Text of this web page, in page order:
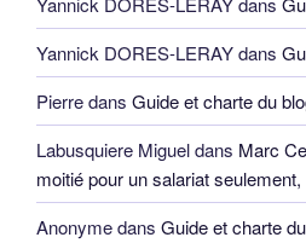
Yannick DORES-LERAYdans
Pierredans Guide et charte du
Labusquiere Migueldans Marc
moitié pour un salariat seulement,
Anonymedans Guide et charte